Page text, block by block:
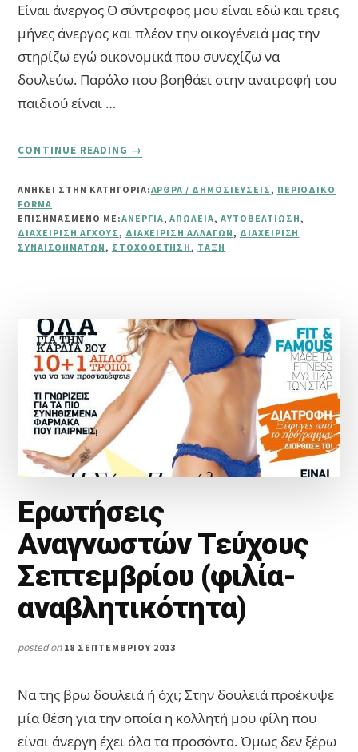
Είναι άνεργος Ο σύντροφος μου είναι εδώ και τρεις
μήνες άνεργος και πλέον την οικογένειά μας την
στηρίζω εγώ οικονομικά που συνεχίζω να
δουλεύω. Παρόλο που βοηθάει στην ανατροφή του
παιδιού είναι …
CONTINUE READING
ABOUT
ΤΕΎΧΟΥΣ
ΟΚΤΩΒΡΊΟΥ
(ΑΝΕΡΓΊΑ-
ΟΡΓΆΝΩΣΗ)
→
ΑΝΗΚΕΙ ΣΤΗΝ ΚΑΤΗΓΟΡΙΑ:ΆΡΘΡΑ / ΔΗΜΟΣΙΕΎΣΕΙΣ, ΠΕΡΙΟΔΙΚΌ
FORMA
ΕΠΙΣΗΜΑΣΜΈΝΟ ΜΕ:ΑΝΕΡΓΊΑ,ΑΠΏΛΕΙΑ,ΑΥΤΟΒΕΛΤΊΩΣΗ,
ΔΙΑΧΕΊΡΙΣΗ ΆΓΧΟΥΣ, ΔΙΑΧΕΊΡΙΣΗ ΑΛΛΑΓΏΝ, ΔΙΑΧΕΊΡΙΣΗ
ΣΥΝΑΙΣΘΗΜΆΤΩΝ, ΣΤΟΧΟΘΈΤΗΣΗ, ΤΆΞΗ
Ερωτήσεις
Αναγνωστών Τεύχους
Σεπτεμβρίου (φιλία-
αναβλητικότητα)
posted on 18 ΣΕΠΤΕΜΒΡΊΟΥ 2013
Να της βρω δουλειά ή όχι; Στην δουλειά προέκυψε
μία θέση για την οποία η κολλητή μου φίλη που
είναι άνεργη έχει όλα τα προσόντα. Όμως δεν ξέρω